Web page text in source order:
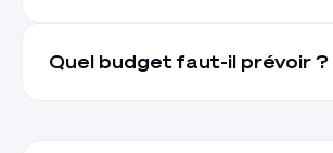
Quel budget faut-il prévoir ?